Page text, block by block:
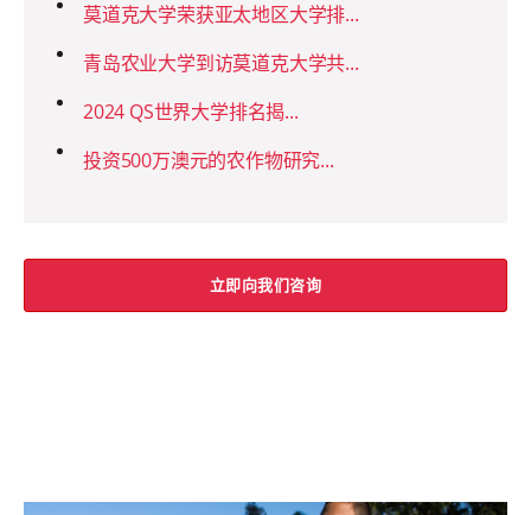
莫道克大学荣获亚太地区大学排...
青岛农业大学到访莫道克大学共...
2024 QS世界大学排名揭...
投资500万澳元的农作物研究...
立即向我们咨询